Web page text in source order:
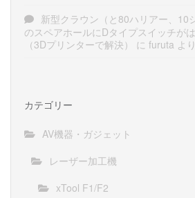
新型クラウン（と80ハリアー、10
のスペアホールにDタイプスイッチが
（3Dプリンターで解決）
に furuta より
カテゴリー
AV機器・ガジェット
レーザー加工機
xTool F1/F2